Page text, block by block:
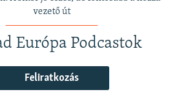
vezető út
Európa Podcastok
Feliratkozás